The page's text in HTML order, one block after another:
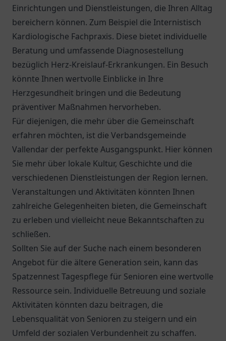
Einrichtungen und Dienstleistungen, die Ihren Alltag
bereichern können. Zum Beispiel die Internistisch
Kardiologische Fachpraxis. Diese bietet individuelle
Beratung und umfassende Diagnosestellung
bezüglich Herz-Kreislauf-Erkrankungen. Ein Besuch
könnte Ihnen wertvolle Einblicke in Ihre
Herzgesundheit bringen und die Bedeutung
präventiver Maßnahmen hervorheben.
Für diejenigen, die mehr über die Gemeinschaft
erfahren möchten, ist die Verbandsgemeinde
Vallendar der perfekte Ausgangspunkt. Hier können
Sie mehr über lokale Kultur, Geschichte und die
verschiedenen Dienstleistungen der Region lernen.
Veranstaltungen und Aktivitäten könnten Ihnen
zahlreiche Gelegenheiten bieten, die Gemeinschaft
zu erleben und vielleicht neue Bekanntschaften zu
schließen.
Sollten Sie auf der Suche nach einem besonderen
Angebot für die ältere Generation sein, kann das
Spatzennest Tagespflege für Senioren eine wertvolle
Ressource sein. Individuelle Betreuung und soziale
Aktivitäten könnten dazu beitragen, die
Lebensqualität von Senioren zu steigern und ein
Umfeld der sozialen Verbundenheit zu schaffen.